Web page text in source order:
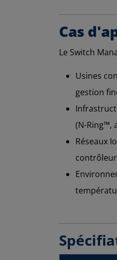
Cas
Le Switch
Usines
gestion
(N-Ring™,
Réseaux